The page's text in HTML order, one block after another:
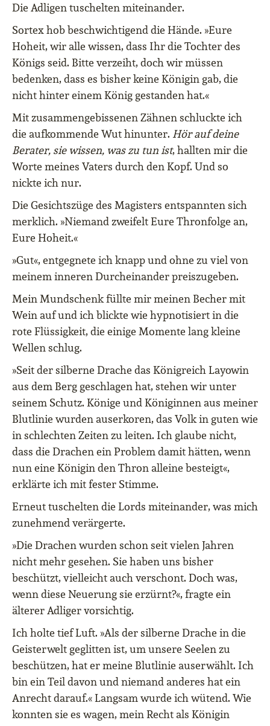
Die Adligen tuschelten miteinander.
Sortex hob beschwichtigend die Hände. »Eure
Hoheit, wir alle wissen, dass Ihr die Tochter des
Königs seid. Bitte verzeiht, doch wir müssen
bedenken, dass es bisher keine Königin gab, die
nicht hinter einem König gestanden hat.«
Mit zusammengebissenen Zähnen schluckte ich
die aufkommende Wut hinunter. Hör auf deine
Berater, sie wissen, was zu tun ist, hallten mir die
Worte meines Vaters durch den Kopf. Und so
nickte ich nur.
Die Gesichtszüge des Magisters entspannten sich
merklich. »Niemand zweifelt Eure Thronfolge an,
Eure Hoheit.«
»Gut«, entgegnete ich knapp und ohne zu viel von
meinem inneren Durcheinander preiszugeben.
Mein Mundschenk füllte mir meinen Becher mit
Wein auf und ich blickte wie hypnotisiert in die
rote Flüssigkeit, die einige Momente lang kleine
Wellen schlug.
»Seit der silberne Drache das Königreich Layowin
aus dem Berg geschlagen hat, stehen wir unter
seinem Schutz. Könige und Königinnen aus meiner
Blutlinie wurden auserkoren, das Volk in guten wie
in schlechten Zeiten zu leiten. Ich glaube nicht,
dass die Drachen ein Problem damit hätten, wenn
nun eine Königin den Thron alleine besteigt«,
erklärte ich mit fester Stimme.
Erneut tuschelten die Lords miteinander, was mich
zunehmend verärgerte.
»Die Drachen wurden schon seit vielen Jahren
nicht mehr gesehen. Sie haben uns bisher
beschützt, vielleicht auch verschont. Doch was,
wenn diese Neuerung sie erzürnt?«, fragte ein
älterer Adliger vorsichtig.
Ich holte tief Luft. »Als der silberne Drache in die
Geisterwelt geglitten ist, um unsere Seelen zu
beschützen, hat er meine Blutlinie auserwählt. Ich
bin ein Teil davon und niemand anderes hat ein
Anrecht darauf.« Langsam wurde ich wütend. Wie
konnten sie es wagen, mein Recht als Königin